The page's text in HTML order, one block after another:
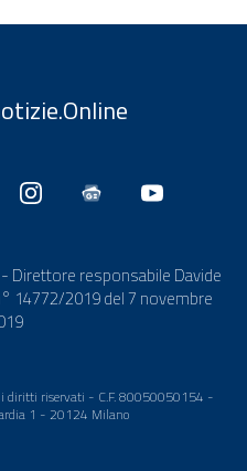
Direttore responsabile Davide
14772/2019 del 7 novembre
diritti riservati - C.F. 80050050154 -
1 - 20124 Milano